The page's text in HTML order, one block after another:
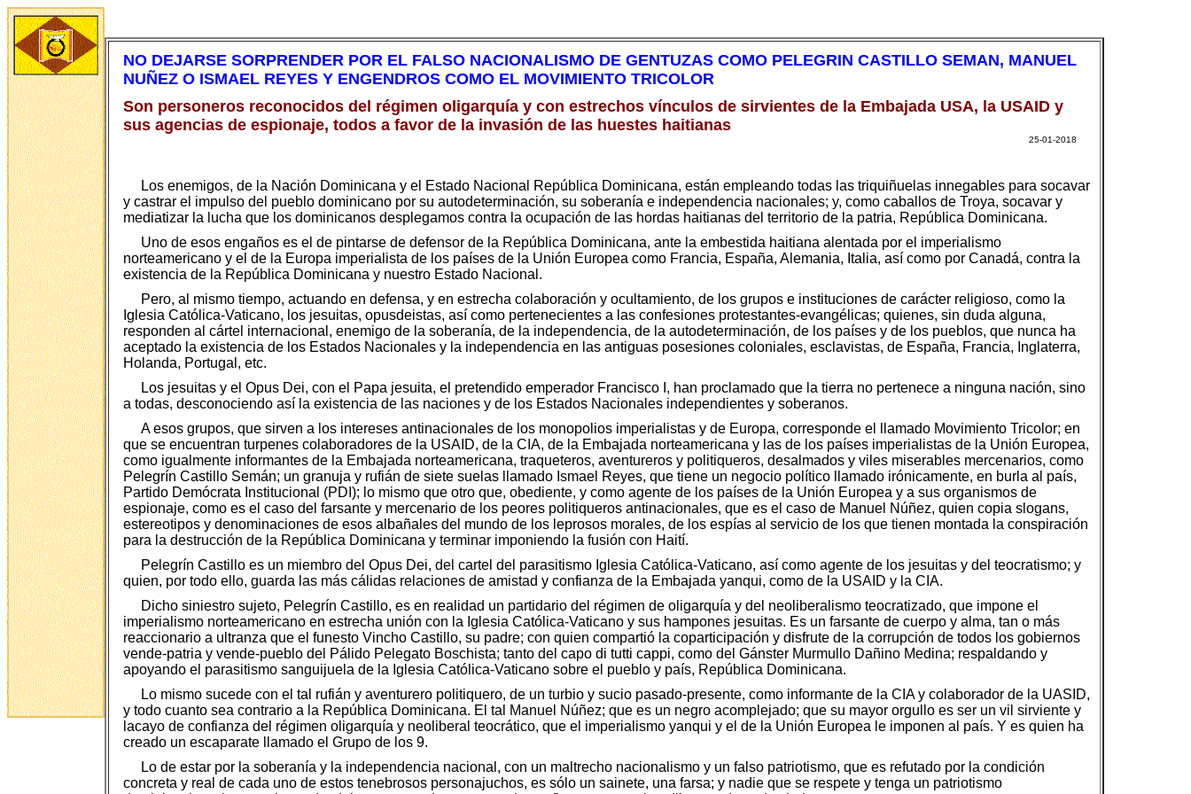
NO DEJARSE SORPRENDER POR EL FALSO NACIONALISMO DE GENTUZAS COMO PELEGRIN CASTILLO SEMAN, MANUEL
NUÑEZ O ISMAEL REYES Y ENGENDROS COMO EL MOVIMIENTO TRICOLOR
Son personeros reconocidos del régimen oligarquía y con estrechos vínculos de sirvientes de la Embajada USA, la USAID y
sus agencias de espionaje, todos a favor de la invasión de las huestes haitianas
25-01-2018
Los enemigos, de la Nación Dominicana y el Estado Nacional República Dominicana, están empleando todas las triquiñuelas innegables para socavar
y castrar el impulso del pueblo dominicano por su autodeterminación, su soberanía e independencia nacionales; y, como caballos de Troya, socavar y
mediatizar la lucha que los dominicanos desplegamos contra la ocupación de las hordas haitianas del territorio de la patria, República Dominicana.
Uno de esos engaños es el de pintarse de defensor de la República Dominicana, ante la embestida haitiana alentada por el imperialismo
norteamericano y el de la Europa imperialista de los países de la Unión Europea como Francia, España, Alemania, Italia, así como por Canadá, contra la
existencia de la República Dominicana y nuestro Estado Nacional.
Pero, al mismo tiempo, actuando en defensa, y en estrecha colaboración y ocultamiento, de los grupos e instituciones de carácter religioso, como la
Iglesia Católica-Vaticano, los jesuitas, opusdeistas, así como pertenecientes a las confesiones protestantes-evangélicas; quienes, sin duda alguna,
responden al cártel internacional, enemigo de la soberanía, de la independencia, de la autodeterminación, de los países y de los pueblos, que nunca ha
aceptado la existencia de los Estados Nacionales y la independencia en las antiguas posesiones coloniales, esclavistas, de España, Francia, Inglaterra,
Holanda, Portugal, etc.
Los jesuitas y el Opus Dei, con el Papa jesuita, el pretendido emperador Francisco I, han proclamado que la tierra no pertenece a ninguna nación, sino
a todas, desconociendo así la existencia de las naciones y de los Estados Nacionales independientes y soberanos.
A esos grupos, que sirven a los intereses antinacionales de los monopolios imperialistas y de Europa, corresponde el llamado Movimiento Tricolor; en
que se encuentran turpenes colaboradores de la USAID, de la CIA, de la Embajada norteamericana y las de los países imperialistas de la Unión Europea,
como igualmente informantes de la Embajada norteamericana, traqueteros, aventureros y politiqueros, desalmados y viles miserables mercenarios, como
Pelegrín Castillo Semán; un granuja y rufián de siete suelas llamado Ismael Reyes, que tiene un negocio político llamado irónicamente, en burla al país,
Partido Demócrata Institucional (PDI); lo mismo que otro que, obediente, y como agente de los países de la Unión Europea y a sus organismos de
espionaje, como es el caso del farsante y mercenario de los peores politiqueros antinacionales, que es el caso de Manuel Núñez, quien copia slogans,
estereotipos y denominaciones de esos albañales del mundo de los leprosos morales, de los espías al servicio de los que tienen montada la conspiración
para la destrucción de la República Dominicana y terminar imponiendo la fusión con Haití.
Pelegrín Castillo es un miembro del Opus Dei, del cartel del parasitismo Iglesia Católica-Vaticano, así como agente de los jesuitas y del teocratismo; y
quien, por todo ello, guarda las más cálidas relaciones de amistad y confianza de la Embajada yanqui, como de la USAID y la CIA.
Dicho siniestro sujeto, Pelegrín Castillo, es en realidad un partidario del régimen de oligarquía y del neoliberalismo teocratizado, que impone el
imperialismo norteamericano en estrecha unión con la Iglesia Católica-Vaticano y sus hampones jesuitas. Es un farsante de cuerpo y alma, tan o más
reaccionario a ultranza que el funesto Vincho Castillo, su padre; con quien compartió la coparticipación y disfrute de la corrupción de todos los gobiernos
vende-patria y vende-pueblo del Pálido Pelegato Boschista; tanto del capo di tutti cappi, como del Gánster Murmullo Dañino Medina; respaldando y
apoyando el parasitismo sanguijuela de la Iglesia Católica-Vaticano sobre el pueblo y país, República Dominicana.
Lo mismo sucede con el tal rufián y aventurero politiquero, de un turbio y sucio pasado-presente, como informante de la CIA y colaborador de la UASID,
y todo cuanto sea contrario a la República Dominicana. El tal Manuel Núñez; que es un negro acomplejado; que su mayor orgullo es ser un vil sirviente y
lacayo de confianza del régimen oligarquía y neoliberal teocrático, que el imperialismo yanqui y el de la Unión Europea le imponen al país. Y es quien ha
creado un escaparate llamado el Grupo de los 9.
Lo de estar por la soberanía y la independencia nacional, con un maltrecho nacionalismo y un falso patriotismo, que es refutado por la condición
concreta y real de cada uno de estos tenebrosos personajuchos, es sólo un sainete, una farsa; y nadie que se respete y tenga un patriotismo